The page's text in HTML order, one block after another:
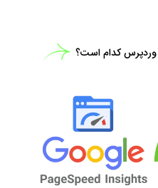
وردپرس کدام است؟